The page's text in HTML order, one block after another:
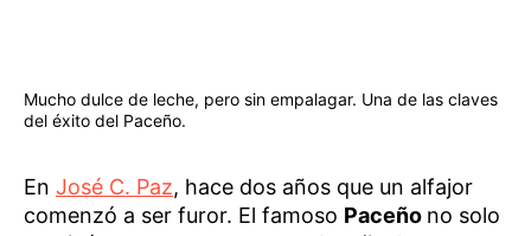
Mucho dulce de leche, pero sin empalagar. Una de las claves
del éxito del Paceño.
En José C. Paz, hace dos años que un alfajor
comenzó a ser furor. El famoso Paceño no solo